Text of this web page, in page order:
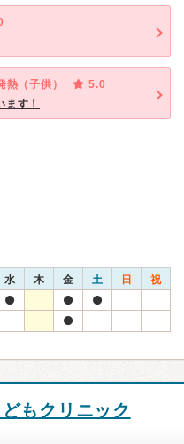
熱（子供）
5.0
す！
水 木 金 土 日 祝
もクリニック